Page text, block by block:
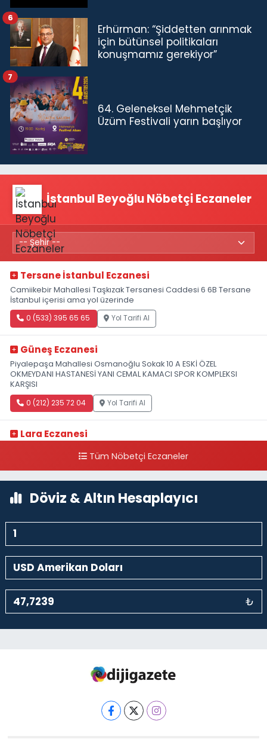
Erhürman: “Şiddetten arınmak
için bütünsel politikaları
konuşmamız gerekiyor”
6
64. Geleneksel Mehmetçik
Üzüm Festivali yarın başlıyor
7
İstanbul Beyoğlu Nöbetçi Eczaneler
Tersane İstanbul Eczanesi
Camiikebir Mahallesi Taşkızak Tersanesi Caddesi 6 6B Tersane
İstanbul içerisi ama yol üzerinde
0 (533) 395 65 65 Yol Tarifi Al
Güneş Eczanesi
Piyalepaşa Mahallesi Osmanoğlu Sokak 10 A ESKİ ÖZEL
OKMEYDANI HASTANESİ YANI CEMAL KAMACI SPOR KOMPLEKSI
KARŞISI
0 (212) 235 72 04 Yol Tarifi Al
Lara Eczanesi
HASTANESİ KARŞISI
Tüm Nöbetçi Eczaneler
Döviz & Altın Hesaplayıcı
₺